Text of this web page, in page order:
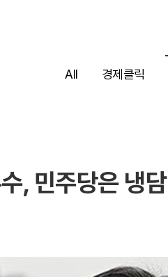
All 경제클릭
, 민주당은 냉담